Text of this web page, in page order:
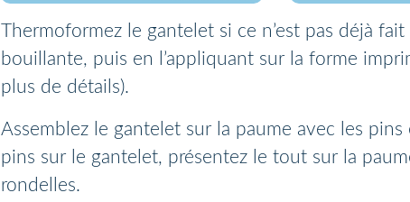
Thermoformez le gantelet si ce n’est pas déjà
bouillante, puis en l’appliquant sur la forme
plus de détails).
Assemblez le gantelet sur la paume avec les
pins sur le gantelet, présentez le tout sur la
rondelles.